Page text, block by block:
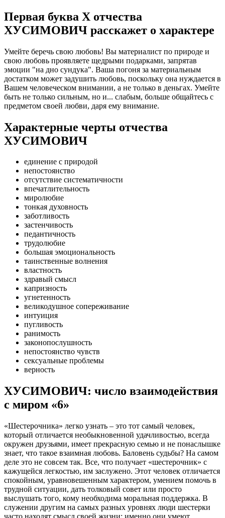
Первая буква Х отчества
ХУСИМОВИЧ расскажет о характере
Умейте беречь свою любовь! Вы материалист по природе и
свою любовь проявляете щедрыми подарками, запрятав
эмоции "на дно сундука". Ваша погоня за материальным
достатком может задушить любовь, поскольку она нуждается в
Вашем человеческом внимании, а не только в деньгах. Умейте
быть не только сильным, но и... слабым, больше общайтесь с
предметом своей любви, даря ему внимание.
Характерные черты отчества
ХУСИМОВИЧ
единение с природой
непостоянство
отсутствие систематичности
впечатлительность
миролюбие
тонкая духовность
заботливость
застенчивость
педантичность
трудолюбие
большая эмоциональность
таинственные волнения
властность
здравый смысл
капризность
угнетенность
великодушное сопереживание
интуиция
пугливость
ранимость
законопослушность
непостоянство чувств
сексуальные проблемы
верность
ХУСИМОВИЧ: число взаимодействия
с миром «6»
«Шестерочника» легко узнать – это тот самый человек,
который отличается необыкновенной удачливостью, всегда
окружен друзьями, имеет прекрасную семью и не понаслышке
знает, что такое взаимная любовь. Баловень судьбы? На самом
деле это не совсем так. Все, что получает «шестерочник» с
кажущейся легкостью, им заслужено. Этот человек отличается
спокойным, уравновешенным характером, умением помочь в
трудной ситуации, дать толковый совет или просто
выслушать того, кому необходима моральная поддержка. В
служении другим на самых разных уровнях люди шестерки